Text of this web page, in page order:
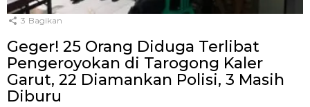
3 Bagikan
Geger! 25 Orang Diduga Terlibat
Pengeroyokan di Tarogong Kaler
Garut, 22 Diamankan Polisi, 3 Masih
Diburu